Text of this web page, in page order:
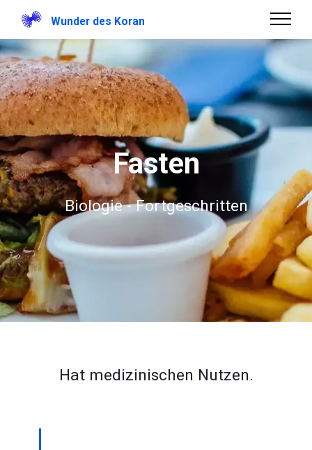
Wunder des Koran
Fasten
Biologie - Fortgeschritten
Hat medizinischen Nutzen.